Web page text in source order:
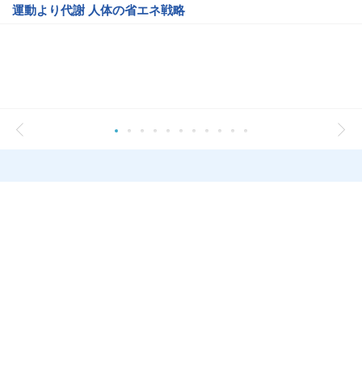
運動より代謝 人体の省エネ戦略